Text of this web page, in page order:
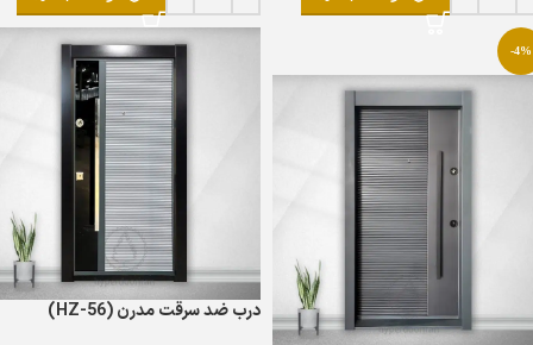
-4%
درب ضد سرقت مدرن (HZ-56)